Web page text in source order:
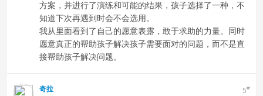
方案，并进行了演练和可能的结果，孩子选择了一种，不
知道下次再遇到时会不会选用。
我从里面看到了自己的愿意表露，敢于求助的力量。同时
愿意真正的帮助孩子解决孩子需要面对的问题，而不是直
接帮助孩子解决问题。
5#
奇拉